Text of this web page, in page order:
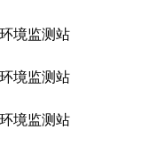
环境监测站
境监测站
环境监测站